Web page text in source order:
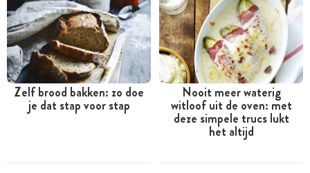
Zelf brood bakken: zo doe
je dat stap voor stap
Nooit meer waterig
witloof uit de oven: met
deze simpele trucs lukt
het altijd